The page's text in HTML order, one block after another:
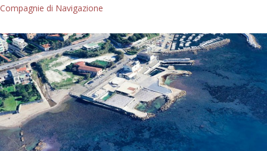
Compagnie di Navigazione